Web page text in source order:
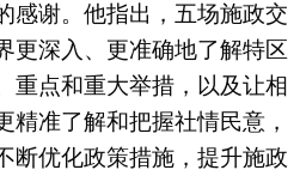
感谢。他指出，五场施政交
更深入、更准确地了解特区
重点和重大举措，以及让相
精准了解和把握社情民意，
断优化政策措施，提升施政